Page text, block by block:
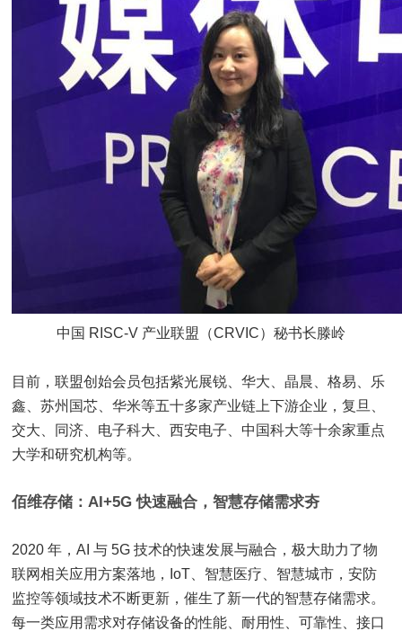
中国 RISC-V 产业联盟（CRVIC）秘书长滕岭
目前，联盟创始会员包括紫光展锐、华大、晶晨、格易、乐
鑫、苏州国芯、华米等五十多家产业链上下游企业，复旦、
交大、同济、电子科大、西安电子、中国科大等十余家重点
大学和研究机构等。
佰维存储：AI+5G 快速融合，智慧存储需求夯
2020 年，AI 与 5G 技术的快速发展与融合，极大助力了物
联网相关应用方案落地，IoT、智慧医疗、智慧城市，安防
监控等领域技术不断更新，催生了新一代的智慧存储需求。
每一类应用需求对存储设备的性能、耐用性、可靠性、接口